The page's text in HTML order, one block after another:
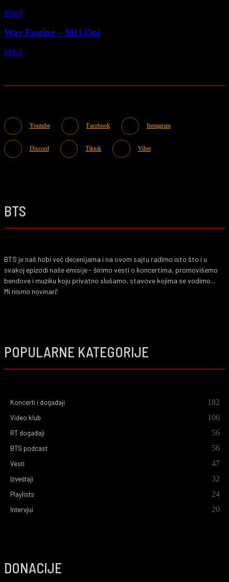
Miloš
War Engine – Mi i Oni
Miloš
Youtube Facebook Instagram
Discord Tiktok Viber
BTS
BTS je naš hobi već decenijama i na ovom sajtu radimo isto što i u
svakoj epizodi naše emisije - širimo vesti o koncertima, promovišemo
bendove i muziku koju privatno slušamo, stavove kojima se vodimo...
Mi nismo novinari!
POPULARNE KATEGORIJE
Koncerti i događaji 182
Video klub 106
RT događaji 56
BTS podcast 56
Vesti 47
Izveštaji 32
Playlists 24
Intervjui 20
DONACIJE